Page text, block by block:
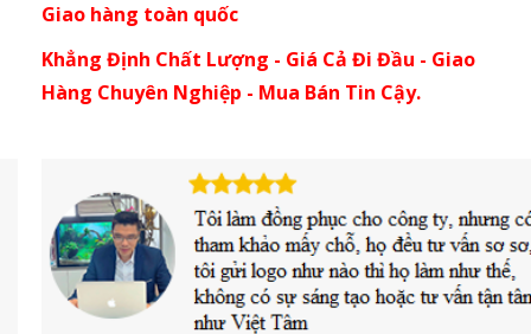
Giao hàng toàn quốc
Khẳng Định Chất Lượng - Giá Cả Đi Đầu - Giao
Hàng Chuyên Nghiệp - Mua Bán Tin Cậy.